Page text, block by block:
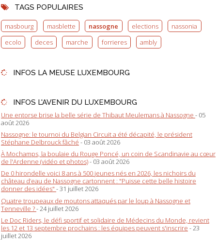
TAGS POPULAIRES
masbourg masblette nassogne elections
nassonia
ecolo
deces marche forrieres ambly
INFOS LA MEUSE LUXEMBOURG
INFOS L'AVENIR DU LUXEMBOURG
Une entorse brise la belle série de Thibaut Meulemans à Nassogne - 05
août 2026
Nassogne: le tournoi du Belgian Circuit a été décapité, le président
Stéphane Delbrouck fâché - 03 août 2026
À Mochamps, la boulaie du Rouge Poncé, un coin de Scandinavie au cœur
de l'Ardenne (vidéo et photos)- 03 août 2026
De 0 hirondelle voici 8 ans à 500 jeunes nés en 2026, les nichoirs du
château d’eau de Nassogne cartonnent : "Puisse cette belle histoire
donner des idées" - 31 juillet 2026
Quatre troupeaux de moutons attaqués par le loup à Nassogne et
Tenneville ?- 24 juillet 2026
Le Doc Riders, le défi sportif et solidaire de Médecins du Monde, revient
les 12 et 13 septembre prochains : les équipes peuvent s'inscrire - 23
juillet 2026